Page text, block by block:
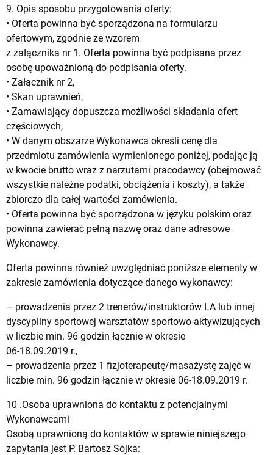
9. Opis sposobu przygotowania oferty:
• Oferta powinna być sporządzona na formularzu
ofertowym, zgodnie ze wzorem
z załącznika nr 1. Oferta powinna być podpisana przez
osobę upoważnioną do podpisania oferty.
• Załącznik nr 2,
• Skan uprawnień,
• Zamawiający dopuszcza możliwości składania ofert
częściowych,
• W danym obszarze Wykonawca określi cenę dla
przedmiotu zamówienia wymienionego poniżej, podając ją
w kwocie brutto wraz z narzutami pracodawcy (obejmować
wszystkie należne podatki, obciążenia i koszty), a także
zbiorczo dla całej wartości zamówienia.
• Oferta powinna być sporządzona w języku polskim oraz
powinna zawierać pełną nazwę oraz dane adresowe
Wykonawcy.
Oferta powinna również uwzględniać poniższe elementy w
zakresie zamówienia dotyczące danego wykonawcy:
– prowadzenia przez 2 trenerów/instruktorów LA lub innej
dyscypliny sportowej warsztatów sportowo-aktywizujących
w liczbie min. 96 godzin łącznie w okresie
06-18.09.2019 r.,
– prowadzenia przez 1 fizjoterapeutę/masażystę zajęć w
liczbie min. 96 godzin łącznie w okresie 06-18.09.2019 r.
10 .Osoba uprawniona do kontaktu z potencjalnymi
Wykonawcami
Osobą uprawnioną do kontaktów w sprawie niniejszego
zapytania jest P. Bartosz Sójka: